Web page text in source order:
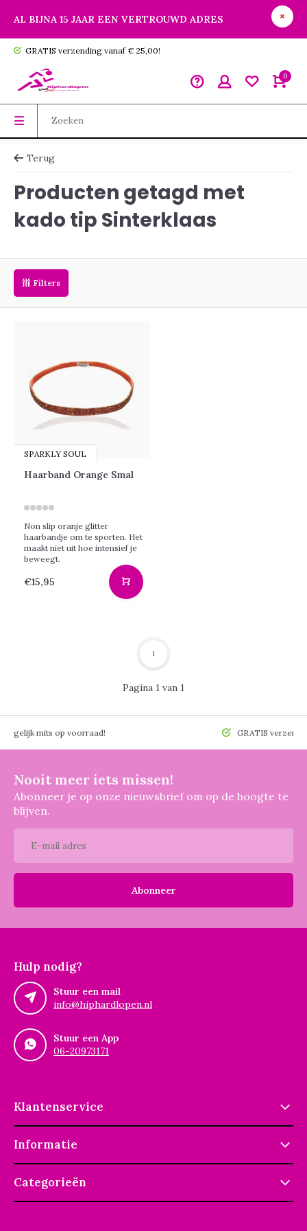
AL BIJNA 15 JAAR EEN VERTROUWD ADRES
GRATIS verzending vanaf € 25,00!
0
Terug
Producten getagd met
kado tip Sinterklaas
Filters
SPARKLY SOUL
Haarband Orange Smal
Non slip oranje glitter
haarbandje om te sporten. Het
maakt niet uit hoe intensief je
beweegt.
€15,95
Pagina 1 van 1
1
mits op voorraad! GRATIS
Nooit meer iets missen!
Abonneer je op onze nieuwsbrief om op de hoogte te
blijven.
Abonneer
Hulp nodig?
Stuur een mail
info@hiphardlopen.nl
Stuur een App
06-20973171
Klantenservice
Informatie
Categorieën